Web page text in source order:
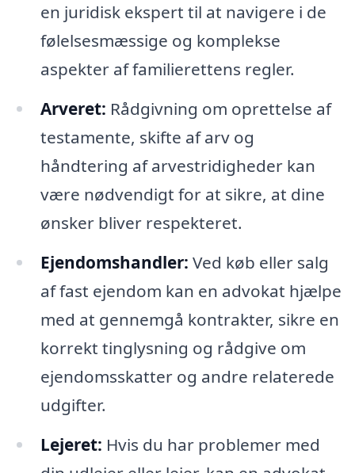
en juridisk ekspert til at navigere i de
følelsesmæssige og komplekse
aspekter af familierettens regler.
Arveret: Rådgivning om oprettelse af
testamente, skifte af arv og
håndtering af arvestridigheder kan
være nødvendigt for at sikre, at dine
ønsker bliver respekteret.
Ejendomshandler: Ved køb eller salg
af fast ejendom kan en advokat hjælpe
med at gennemgå kontrakter, sikre en
korrekt tinglysning og rådgive om
ejendomsskatter og andre relaterede
udgifter.
Lejeret: Hvis du har problemer med